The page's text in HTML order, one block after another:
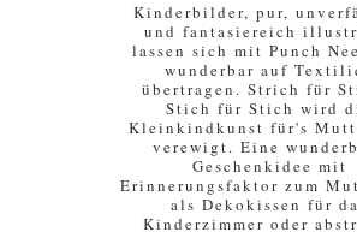
Kinderbilder, pur,
und fantasiereich
lassen sich mit Punch
wunderbar auf
übertragen. Strich für
Stich für Stich wird
Kleinkindkunst für's
verewigt. Eine
Geschenkidee mit
Erinnerungsfaktor zum
als Dekokissen für
Kinderzimmer oder